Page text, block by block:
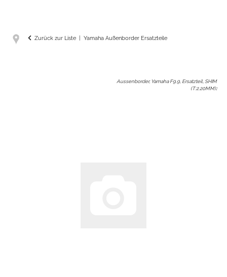
Zurück zur Liste Yamaha Außenborder Ersatzteile
Aussenborder, Yamaha F9.9, Ersatzteil, SHIM
(T:2.20MM):